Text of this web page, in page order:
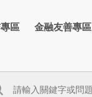
區 金融友善專區